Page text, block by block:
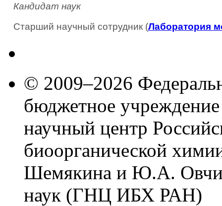
Кандидат наук
Старший научный сотрудник (Лаборатория
© 2009–2026
бюджетное
научный центр
биоорганической
Шемякина и Ю.А.
наук (ГНЦ ИБХ РАН)